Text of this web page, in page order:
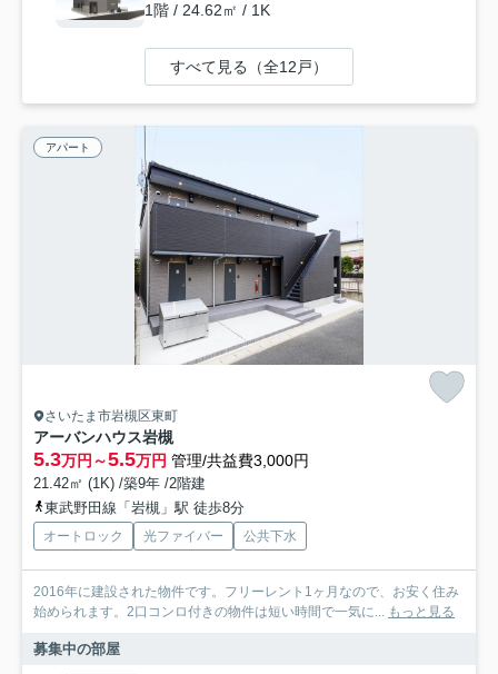
1階 / 24.62㎡ / 1K
すべて見る（全12戸）
アパート
さいたま市岩槻区東町
アーバンハウス岩槻
5.3万円～5.5万円 管理/共益費3,000円
21.42㎡ (1K) /築9年 /2階建
東武野田線「岩槻」駅 徒歩8分
オートロック 光ファイバー 公共下水
2016年に建設された物件です。フリーレント1ヶ月なので、お安く住み
始められます。2口コンロ付きの物件は短い時間で一気に... もっと見る
募集中の部屋